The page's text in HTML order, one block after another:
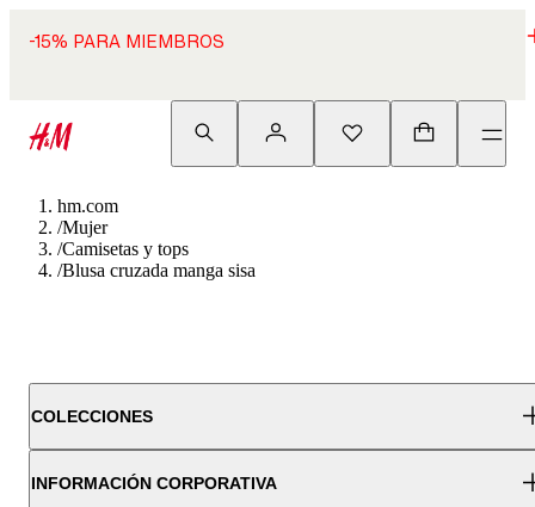
-15% PARA MIEMBROS
hm.com
/Mujer
/Camisetas y tops
/Blusa cruzada manga sisa
COLECCIONES
INFORMACIÓN CORPORATIVA